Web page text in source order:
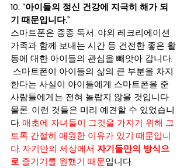
10. “아이들의 정신 건강에 지극히 해가 되
기 때문입니다.”
스마트폰은 종종 독서, 야외 레크리에이션,
가족과 함께 보내는 시간 등 건전한 좋은 활
동에 대한 아이들의 관심을 빼앗아 갑니다.
스마트폰이 아이들의 삶의 큰 부분을 차지
한다는 사실이 아이들에게 스마트폰을 준
사람들에게는 전혀 놀랍지 않을 것입니다.
물론, 이런 것들은 미리 예견할 수 있었습니
다. 애초에 자녀들이 그것을 가지기 위해 그
토록 간절히 애원한 이유가 있기 때문입니
다. 자기만의 세상에서 자기들만의 방식으
로 즐기기를 원했기 때문입니다.